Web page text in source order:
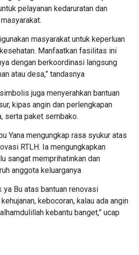
pelayanan kedaruratan dan
masyarakat untuk keperluan
Manfaatkan fasilitas ini
dengan berkoordinasi langsung
atau desa,” tandasnya
juga menyerahkan bantuan
kipas angin dan perlengkapan
serta paket sembako.
Yana mengungkap rasa syukur atas
RTLH. Ia mengungkapkan
sangat memprihatinkan dan
anggota keluarganya
ya Bu atas bantuan renovasi
kebocoran, kalau ada angin
kebantu banget,” ucap